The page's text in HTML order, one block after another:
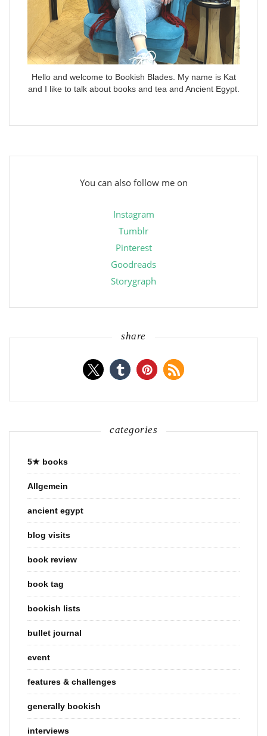
Hello and welcome to Bookish Blades. My name is Kat
and I like to talk about books and tea and Ancient Egypt.
You can also follow me on
Instagram
Tumblr
Pinterest
Goodreads
Storygraph
share
categories
5★ books
Allgemein
ancient egypt
blog visits
book review
book tag
bookish lists
bullet journal
event
features & challenges
generally bookish
interviews